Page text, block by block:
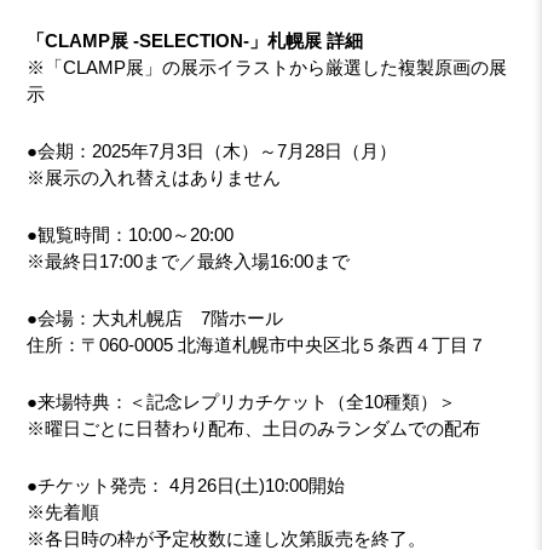
「CLAMP展 -SELECTION-」札幌展 詳細
※「CLAMP展」の展示イラストから厳選した複製原画の展
示
●会期：2025年7月3日（木）～7月28日（月）
※展示の入れ替えはありません
●観覧時間：10:00～20:00
※最終日17:00まで／最終入場16:00まで
●会場：大丸札幌店 7階ホール
住所：〒060-0005 北海道札幌市中央区北５条西４丁目７
●来場特典：＜記念レプリカチケット（全10種類）＞
※曜日ごとに日替わり配布、土日のみランダムでの配布
●チケット発売： 4月26日(土)10:00開始
※先着順
※各日時の枠が予定枚数に達し次第販売を終了。